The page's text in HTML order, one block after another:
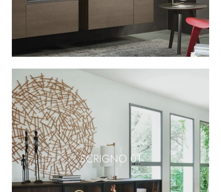
SCRIGNO 01